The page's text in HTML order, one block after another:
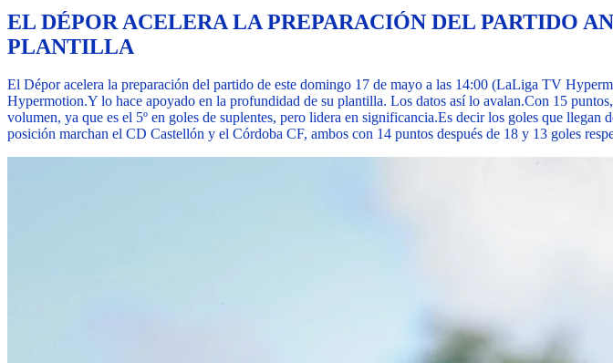
EL DÉPOR ACELERA LA PREPARACIÓN DEL PARTIDO
PLANTILLA
El Dépor acelera la preparación del partido de este domingo 17 de mayo a las 14:00 (LaLiga TV
Hypermotion.Y lo hace apoyado en la profundidad de su plantilla. Los datos así lo avalan.Con 15
volumen, ya que es el 5º en goles de suplentes, pero lidera en significancia.Es decir los goles que llegan
posición marchan el CD Castellón y el Córdoba CF, ambos con 14 puntos después de 18 y 13 goles